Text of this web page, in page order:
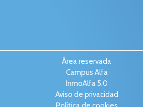
Área reservada
Campus Alfa
InmoAlfa 5.0
Aviso de privacidad